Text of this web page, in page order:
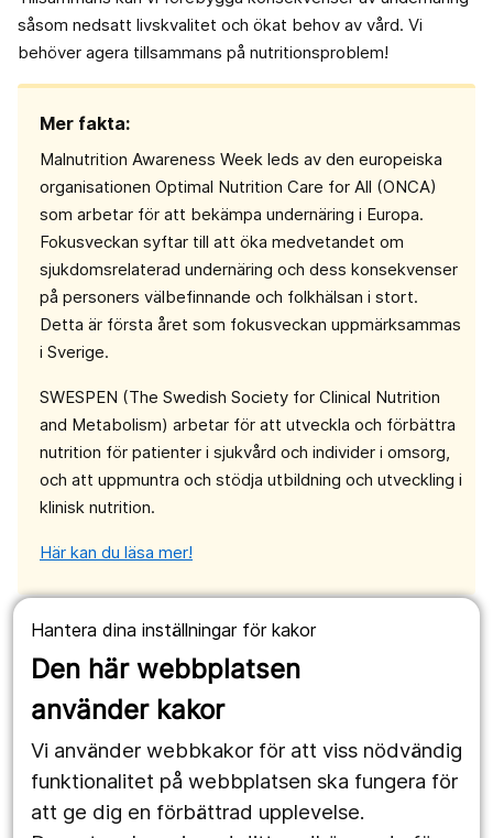
Hantera dina inställningar för kakor
Den här webbplatsen
använder kakor
Vi använder webbkakor för att viss nödvändig
funktionalitet på webbplatsen ska fungera för
att ge dig en förbättrad upplevelse.
såsom nedsatt livskvalitet och ökat behov av vård. Vi
behöver agera tillsammans på nutritionsproblem!
Mer fakta:
Malnutrition Awareness Week leds av den europeiska
organisationen Optimal Nutrition Care for All (ONCA)
som arbetar för att bekämpa undernäring i Europa.
Fokusveckan syftar till att öka medvetandet om
sjukdomsrelaterad undernäring och dess konsekvenser
på personers välbefinnande och folkhälsan i stort.
Detta är första året som fokusveckan uppmärksammas
i Sverige.
SWESPEN (The Swedish Society for Clinical Nutrition
and Metabolism) arbetar för att utveckla och förbättra
nutrition för patienter i sjukvård och individer i omsorg,
och att uppmuntra och stödja utbildning och utveckling i
klinisk nutrition.
Här kan du läsa mer!
Hade du nytta av innehållet på denna sida?
Senast uppdaterad: den 12 augusti 2025